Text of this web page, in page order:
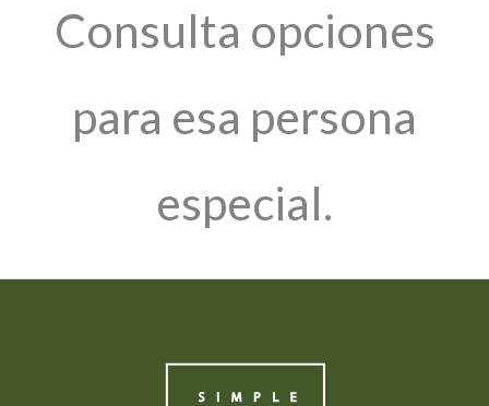
Consulta opciones
para esa persona
especial.